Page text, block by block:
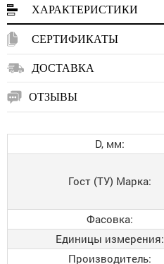
ХАРАКТЕРИСТИКИ
СЕРТИФИКАТЫ
ДОСТАВКА
ОТЗЫВЫ
D, мм:
Гост (ТУ) Марка:
Фасовка:
Единицы измерения:
Производитель: